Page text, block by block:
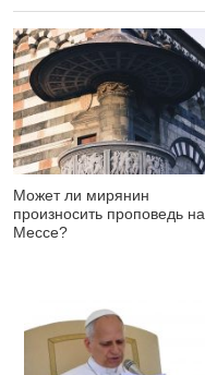
Может ли мирянин
произносить проповедь на
Мессе?